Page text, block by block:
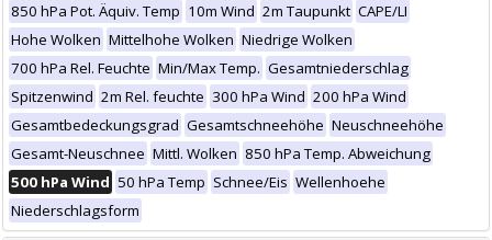
850 hPa Pot. Äquiv. Temp 10m Wind 2m Taupunkt CAPE/LI
Hohe Wolken Mittelhohe Wolken Niedrige Wolken
700 hPa Rel. Feuchte Min/Max Temp. Gesamtniederschlag
Spitzenwind 2m Rel. feuchte 300 hPa Wind 200 hPa Wind
Gesamtbedeckungsgrad Gesamtschneehöhe Neuschneehöhe
Gesamt-Neuschnee Mittl. Wolken 850 hPa Temp. Abweichung
500 hPa Wind 50 hPa Temp Schnee/Eis Wellenhoehe
Niederschlagsform